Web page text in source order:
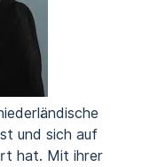
und sich auf
hat. Mit ihrer